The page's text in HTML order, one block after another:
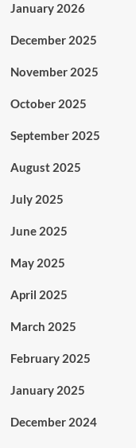
January 2026
December 2025
November 2025
October 2025
September 2025
August 2025
July 2025
June 2025
May 2025
April 2025
March 2025
February 2025
January 2025
December 2024